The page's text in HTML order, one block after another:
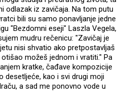
odlazak iz zavičaja. Na tom putu
bili su samo ponavljanje jedne
"Bezdomni eseji" Laszla Vegela,
mudru rečenicu: "Zavičaj je
nisi shvatio ako pretpostavljaš
možeš jednom i vratiti." Pa
kratke, čađave kompozicije
desetljeće, kao i svi drugi moji
a sad me ponovno vode u